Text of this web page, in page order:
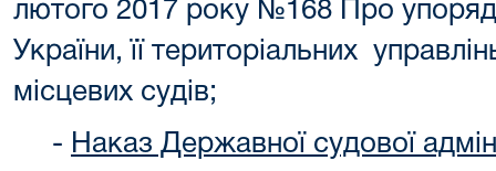
лютого 2017 року №168 Про
України, її територіальних
місцевих судів;
- Наказ Державної судової